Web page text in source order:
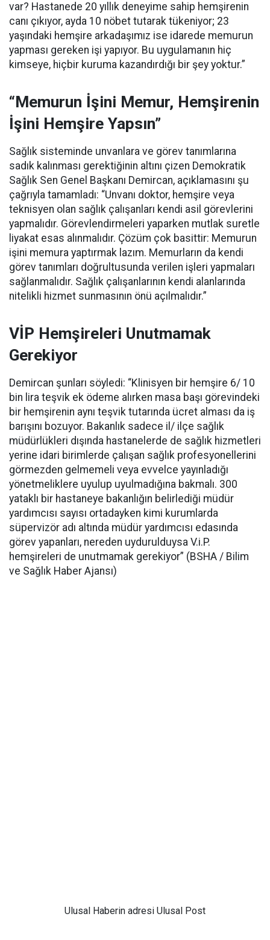
var? Hastanede 20 yıllık deneyime sahip hemşirenin
canı çıkıyor, ayda 10 nöbet tutarak tükeniyor; 23
yaşındaki hemşire arkadaşımız ise idarede memurun
yapması gereken işi yapıyor. Bu uygulamanın hiç
kimseye, hiçbir kuruma kazandırdığı bir şey yoktur.”
“Memurun İşini Memur, Hemşirenin
İşini Hemşire Yapsın”
Sağlık sisteminde unvanlara ve görev tanımlarına
sadık kalınması gerektiğinin altını çizen Demokratik
Sağlık Sen Genel Başkanı Demircan, açıklamasını şu
çağrıyla tamamladı: “Unvanı doktor, hemşire veya
teknisyen olan sağlık çalışanları kendi asil görevlerini
yapmalıdır. Görevlendirmeleri yaparken mutlak suretle
liyakat esas alınmalıdır. Çözüm çok basittir: Memurun
işini memura yaptırmak lazım. Memurların da kendi
görev tanımları doğrultusunda verilen işleri yapmaları
sağlanmalıdır. Sağlık çalışanlarının kendi alanlarında
nitelikli hizmet sunmasının önü açılmalıdır.”
VİP Hemşireleri Unutmamak
Gerekiyor
Demircan şunları söyledi: “Klinisyen bir hemşire 6/ 10
bin lira teşvik ek ödeme alırken masa başı görevindeki
bir hemşirenin aynı teşvik tutarında ücret alması da iş
barışını bozuyor. Bakanlık sadece il/ ilçe sağlık
müdürlükleri dışında hastanelerde de sağlık hizmetleri
yerine idari birimlerde çalışan sağlık profesyonellerini
görmezden gelmemeli veya evvelce yayınladığı
yönetmeliklere uyulup uyulmadığına bakmalı. 300
yataklı bir hastaneye bakanlığın belirlediği müdür
yardımcısı sayısı ortadayken kimi kurumlarda
süpervizör adı altında müdür yardımcısı edasında
görev yapanları, nereden uydurulduysa V.i.P.
hemşireleri de unutmamak gerekiyor” (BSHA / Bilim
ve Sağlık Haber Ajansı)
Ulusal Haberin adresi Ulusal Post